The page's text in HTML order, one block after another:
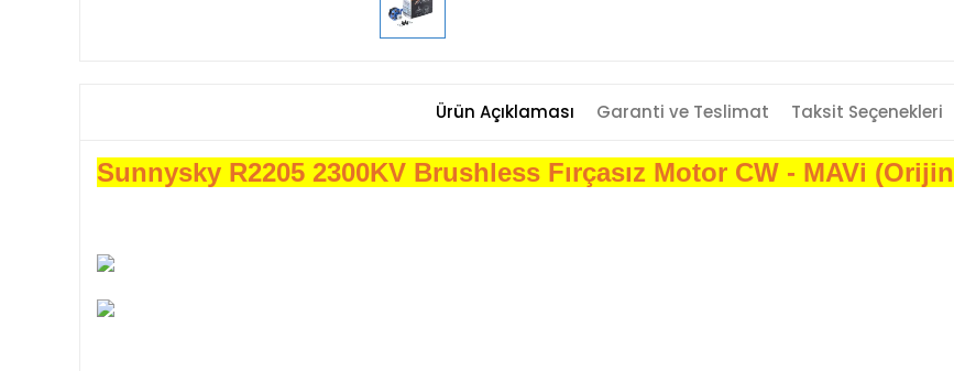
Ürün Açıklaması Garanti ve Teslimat Taksit Seçenekleri
Sunnysky R2205 2300KV Brushless Fırçasız Motor CW - MAVi